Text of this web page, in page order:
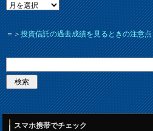
＝＞投資信託の過去成績を見るときの注意点
スマホ携帯でチェック